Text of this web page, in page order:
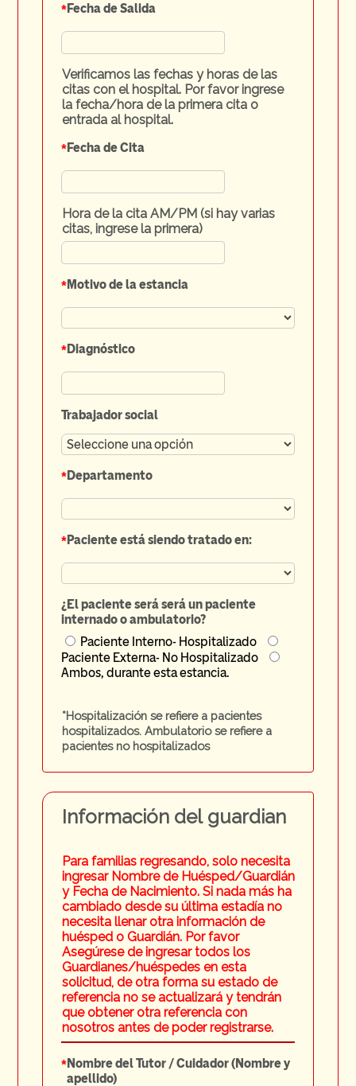
*Fecha de Salida
Verificamos las fechas y horas de las
citas con el hospital. Por favor ingrese
la fecha/hora de la primera cita o
entrada al hospital.
*Fecha de Cita
Hora de la cita AM/PM (si hay varias
citas, ingrese la primera)
*Motivo de la estancia
*Diagnóstico
Trabajador social
*Departamento
*Paciente está siendo tratado en:
¿El paciente será será un paciente
internado o ambulatorio?
Ambos, durante esta estancia.
*Hospitalización se refiere a pacientes
hospitalizados. Ambulatorio se refiere a
pacientes no hospitalizados
Informacióndel guardian
Para familias regresando, solo necesita
ingresar Nombre de Huésped/Guardián
y Fecha de Nacimiento. Si nada más ha
cambiado desde su última estadía no
necesita llenar otra información de
huésped o Guardián.Por favor
Asegúrese de ingresar todos los
Guardianes/huéspedes en esta
solicitud, de otra forma su estado de
referencia no se actualizará y tendrán
que obtener otra referencia con
nosotros antes de poder registrarse.
*Nombre del Tutor / Cuidador (Nombre y
apellido)